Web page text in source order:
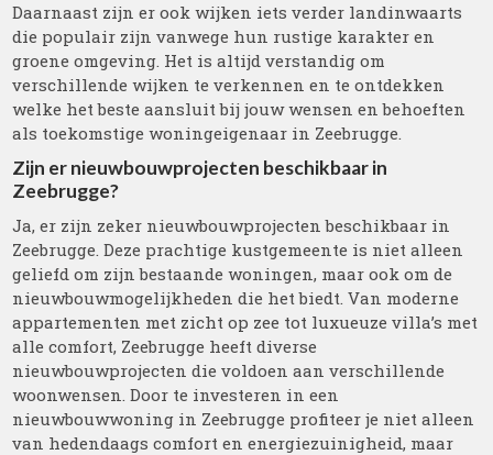
Daarnaast zijn er ook wijken iets verder landinwaarts
die populair zijn vanwege hun rustige karakter en
groene omgeving. Het is altijd verstandig om
verschillende wijken te verkennen en te ontdekken
welke het beste aansluit bij jouw wensen en behoeften
als toekomstige woningeigenaar in Zeebrugge.
Zijn er nieuwbouwprojecten beschikbaar in
Zeebrugge?
Ja, er zijn zeker nieuwbouwprojecten beschikbaar in
Zeebrugge. Deze prachtige kustgemeente is niet alleen
geliefd om zijn bestaande woningen, maar ook om de
nieuwbouwmogelijkheden die het biedt. Van moderne
appartementen met zicht op zee tot luxueuze villa’s met
alle comfort, Zeebrugge heeft diverse
nieuwbouwprojecten die voldoen aan verschillende
woonwensen. Door te investeren in een
nieuwbouwwoning in Zeebrugge profiteer je niet alleen
van hedendaags comfort en energiezuinigheid, maar